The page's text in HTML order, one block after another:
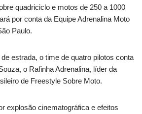
quadriciclo e motos de 250 a 1000
por conta da Equipe Adrenalina Moto
Paulo.
estrada, o time de quatro pilotos conta
o Rafinha Adrenalina, líder da
de Freestyle Sobre Moto.
explosão cinematográfica e efeitos